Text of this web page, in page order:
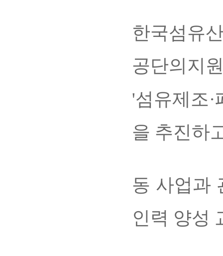
한국섬유
공단의지
'섬유제조
을 추진하
동 사업과
인력 양성